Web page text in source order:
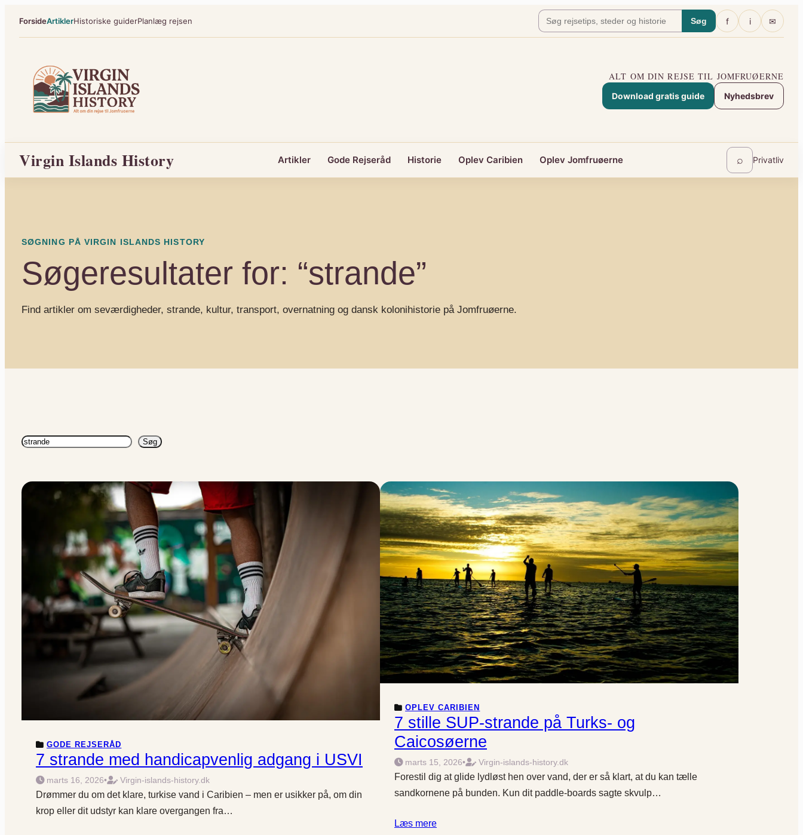
indhold
ForsideArtiklerHistoriske guiderPlanlæg rejsen Søg f i ✉
ALT OM DIN REJSE TIL JOMFRUØERNE
Download gratis guide Nyhedsbrev
Virgin Islands History Artikler Gode Rejseråd Historie Oplev Caribien Oplev Jomfruøerne ⌕ Privatliv
SØGNING PÅ VIRGIN ISLANDS HISTORY
Søgeresultater for: “strande”
Find artikler om seværdigheder, strande, kultur, transport, overnatning og dansk kolonihistorie på Jomfruøerne.
Søg Søg
GODE REJSERÅD
7 strande med handicapvenlig adgang i USVI
marts 16, 2026• Virgin-islands-history.dk
Drømmer du om det klare, turkise vand i Caribien – men er usikker på, om din
krop eller dit udstyr kan klare overgangen fra…
OPLEV CARIBIEN
7 stille SUP-strande på Turks- og
Caicosøerne
marts 15, 2026• Virgin-islands-history.dk
Forestil dig at glide lydløst hen over vand, der er så klart, at du kan tælle
sandkornene på bunden. Kun dit paddle-boards sagte skvulp…
Læs mere